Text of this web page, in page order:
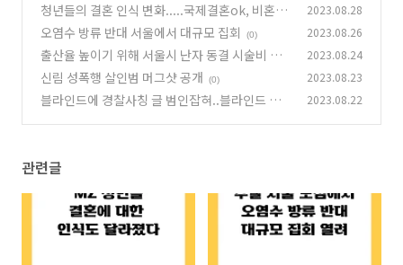
청년들의 결혼 인식 변화.....국제결혼ok, 비혼동
거 출산도 ok (0)
2023.08.28
오염수 방류 반대 서울에서 대규모 집회 (0) 2023.08.26
출산율 높이기 위해 서울시 난자 동결 시술비 지
원
(0)
2023.08.24
신림 성폭행 살인범 머그샷 공개 (0) 2023.08.23
블라인드에 경찰사칭 글 범인잡혀..블라인드 익
2023.08.22
관련글